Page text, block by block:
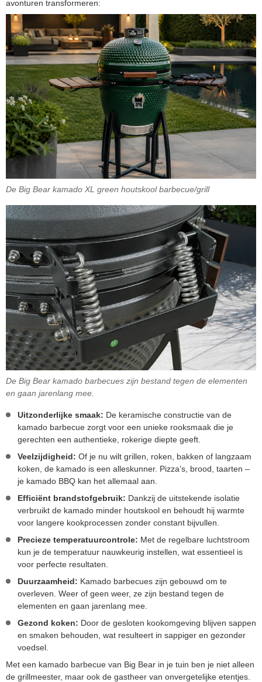
avonturen transformeren:
De Big Bear kamado XL green houtskool barbecue/grill
De Big Bear kamado barbecues zijn bestand tegen de elementen
en gaan jarenlang mee.
Uitzonderlijke smaak: De keramische constructie van de
kamado barbecue zorgt voor een unieke rooksmaak die je
gerechten een authentieke, rokerige diepte geeft.
Veelzijdigheid: Of je nu wilt grillen, roken, bakken of langzaam
koken, de kamado is een alleskunner. Pizza’s, brood, taarten –
je kamado BBQ kan het allemaal aan.
Efficiënt brandstofgebruik: Dankzij de uitstekende isolatie
verbruikt de kamado minder houtskool en behoudt hij warmte
voor langere kookprocessen zonder constant bijvullen.
Precieze temperatuurcontrole: Met de regelbare luchtstroom
kun je de temperatuur nauwkeurig instellen, wat essentieel is
voor perfecte resultaten.
Duurzaamheid: Kamado barbecues zijn gebouwd om te
overleven. Weer of geen weer, ze zijn bestand tegen de
elementen en gaan jarenlang mee.
Gezond koken: Door de gesloten kookomgeving blijven sappen
en smaken behouden, wat resulteert in sappiger en gezonder
voedsel.
Met een kamado barbecue van Big Bear in je tuin ben je niet alleen
de grillmeester, maar ook de gastheer van onvergetelijke etentjes.